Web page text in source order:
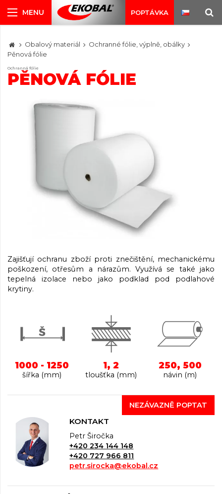
POPTÁVKA
Obalový materiál
Ochranné fólie, výplně, obálky
Pěnová fólie
Ochranná fólie
PĚNOVÁ FÓLIE
Zajišťují ochranu zboží proti znečištění, mechanickému
poškození, otřesům a nárazům. Využívá se také jako
tepelná izolace nebo jako podklad pod podlahové
krytiny.
1000 - 1250
šířka (mm)
1, 2
tloušťka (mm)
250, 500
návin (m)
NEZÁVAZNĚ POPTAT
KONTAKT
Petr Širočka
+420 234 144 148
+420 727 966 811
petr.sirocka@ekobal.cz